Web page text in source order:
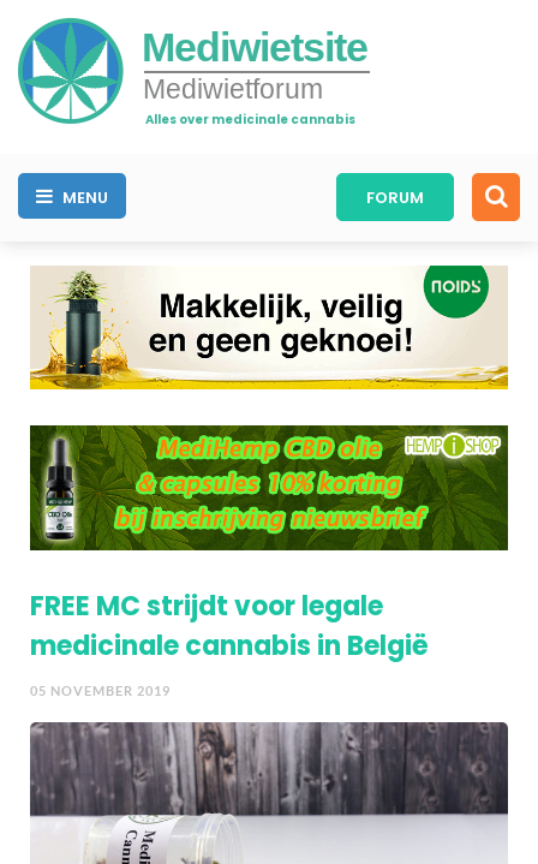
Mediwietsite
Mediwietforum
Alles over medicinale cannabis
MENU FORUM
FREE MC strijdt voor legale
medicinale cannabis in België
05 NOVEMBER 2019